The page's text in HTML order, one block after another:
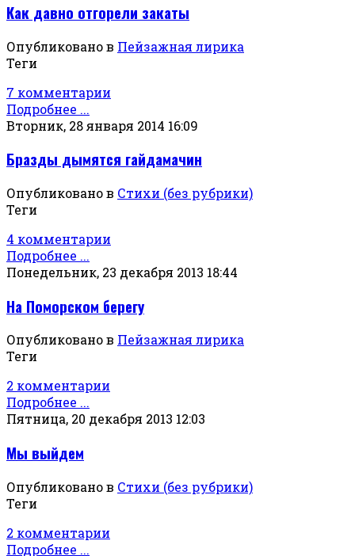
Как давно отгорели закаты
Опубликовано в Пейзажная лирика
Теги
7 комментарии
Подробнее ...
Вторник, 28 января 2014 16:09
Бразды дымятся гайдамачин
Опубликовано в Стихи (без рубрики)
Теги
4 комментарии
Подробнее ...
Понедельник, 23 декабря 2013 18:44
На Поморском берегу
Опубликовано в Пейзажная лирика
Теги
2 комментарии
Подробнее ...
Пятница, 20 декабря 2013 12:03
Мы выйдем
Опубликовано в Стихи (без рубрики)
Теги
2 комментарии
Подробнее ...